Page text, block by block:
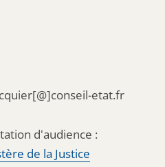
etat.fr
d'audience :
de la Justice